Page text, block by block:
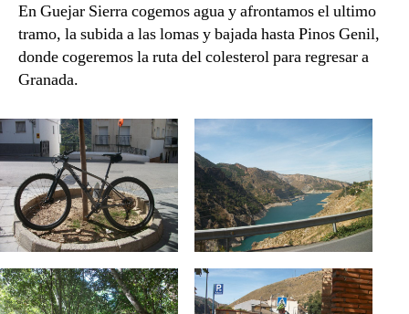
En Guejar Sierra cogemos agua y afrontamos el ultimo
tramo, la subida a las lomas y bajada hasta Pinos Genil,
donde cogeremos la ruta del colesterol para regresar a
Granada.